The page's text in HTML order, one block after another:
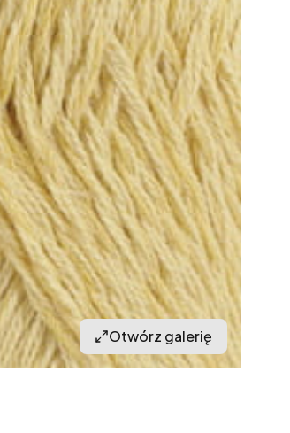
Otwórz galerię